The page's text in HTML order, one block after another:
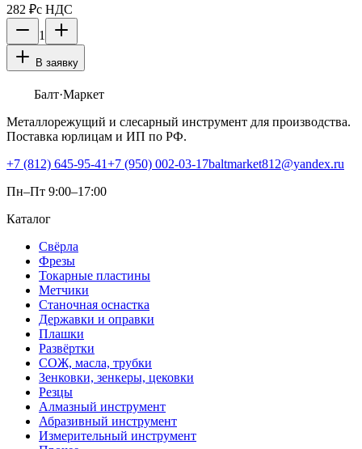
282 ₽с НДС
1
В заявку
Балт·Маркет
Металлорежущий и слесарный инструмент для производства.
Поставка юрлицам и ИП по РФ.
+7 (812) 645-95-41+7 (950) 002-03-17baltmarket812@yandex.ru
Пн–Пт 9:00–17:00
Каталог
Свёрла
Фрезы
Токарные пластины
Метчики
Станочная оснастка
Державки и оправки
Плашки
Развёртки
СОЖ, масла, трубки
Зенковки, зенкеры, цековки
Резцы
Алмазный инструмент
Абразивный инструмент
Измерительный инструмент